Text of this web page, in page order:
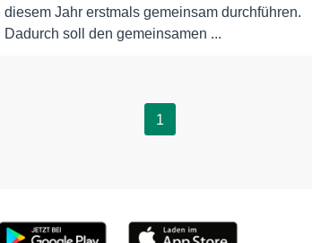
diesem Jahr erstmals gemeinsam durchführen.
Dadurch soll den gemeinsamen ...
1